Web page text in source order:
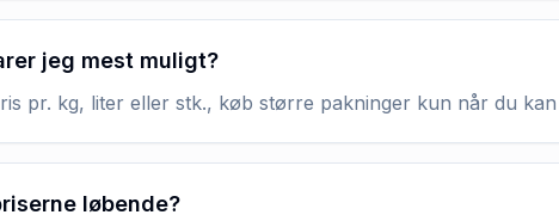
jeg mest muligt?
pr. kg, liter eller stk., køb større pakninger kun når du
løbende?